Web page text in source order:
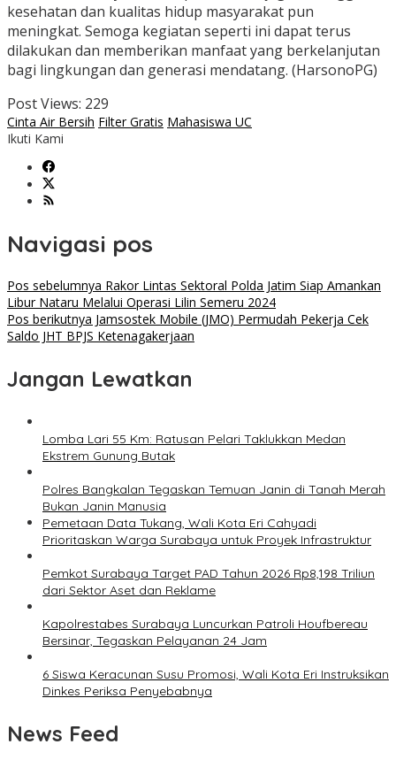
kesehatan dan kualitas hidup masyarakat pun
meningkat. Semoga kegiatan seperti ini dapat terus
dilakukan dan memberikan manfaat yang berkelanjutan
bagi lingkungan dan generasi mendatang. (HarsonoPG)
Post Views: 229
Cinta Air Bersih Filter Gratis Mahasiswa UC
Ikuti Kami
Navigasi pos
Pos sebelumnya Rakor Lintas Sektoral Polda Jatim Siap Amankan
Libur Nataru Melalui Operasi Lilin Semeru 2024
Pos berikutnya Jamsostek Mobile (JMO) Permudah Pekerja Cek
Saldo JHT BPJS Ketenagakerjaan
Jangan Lewatkan
Lomba Lari 55 Km: Ratusan Pelari Taklukkan Medan
Ekstrem Gunung Butak
Polres Bangkalan Tegaskan Temuan Janin di Tanah Merah
Bukan Janin Manusia
Pemetaan Data Tukang, Wali Kota Eri Cahyadi
Prioritaskan Warga Surabaya untuk Proyek Infrastruktur
Pemkot Surabaya Target PAD Tahun 2026 Rp8,198 Triliun
dari Sektor Aset dan Reklame
Kapolrestabes Surabaya Luncurkan Patroli Houfbereau
Bersinar, Tegaskan Pelayanan 24 Jam
6 Siswa Keracunan Susu Promosi, Wali Kota Eri Instruksikan
Dinkes Periksa Penyebabnya
News Feed